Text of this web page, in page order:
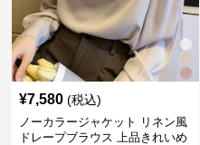
¥7,580 (税込)
ノーカラージャケット リネン風
ドレープブラウス 上品きれいめ